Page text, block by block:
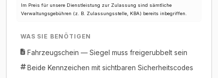
Im Preis für unsere Dienstleistung zur Zulassung sind sämtliche
Verwaltungsgebühren (z. B. Zulassungsstelle, KBA) bereits inbegriffen.
WAS SIE BENÖTIGEN
Fahrzeugschein — Siegel muss freigerubbelt sein
Beide Kennzeichen mit sichtbaren Sicherheitscodes